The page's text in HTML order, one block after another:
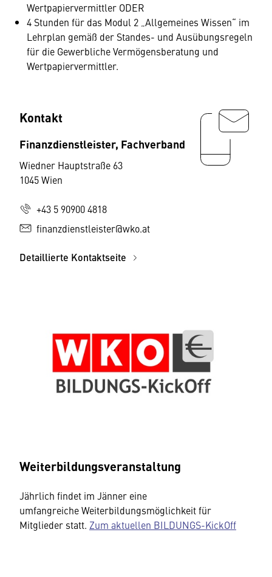
Wertpapiervermittler ODER
4 Stunden für das Modul 2 „Allgemeines Wissen“ im
Lehrplan gemäß der Standes- und Ausübungsregeln
für die Gewerbliche Vermögensberatung und
Wertpapiervermittler.
Kontakt
Finanzdienstleister, Fachverband
Wiedner Hauptstraße 63
1045 Wien
+43 5 90900 4818
finanzdienstleister@wko.at
Detaillierte Kontaktseite
Weiterbildungsveranstaltung
Jährlich findet im Jänner eine
umfangreiche Weiterbildungsmöglichkeit für
Mitglieder statt. Zum aktuellen BILDUNGS-KickOff